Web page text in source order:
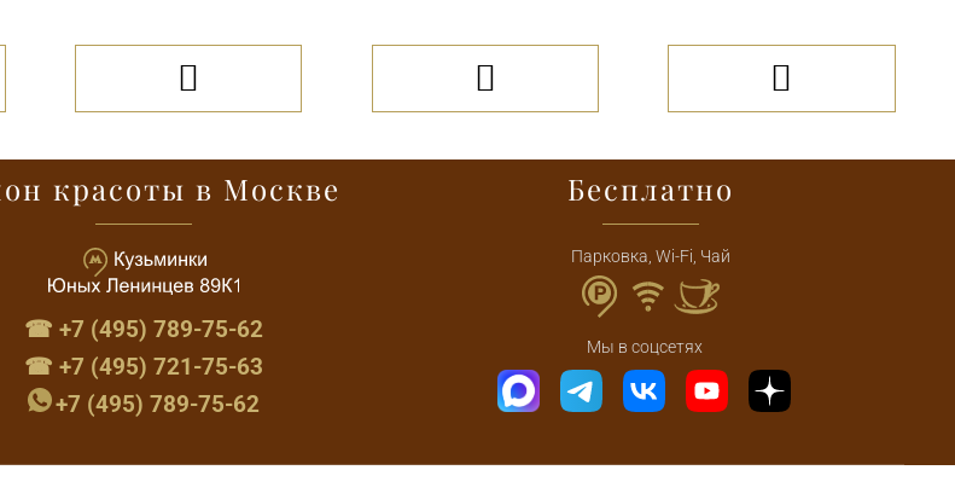
  
красоты в Москве
☎ +7 (495) 789-75-62
☎ +7 (495) 721-75-63
+7 (495) 789-75-62
Бесплатно
Парковка, Wi-Fi, Чай
Мы в соцсетях